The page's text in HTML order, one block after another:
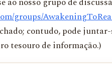
groups/
contudo, pode
tesouro de informação.)